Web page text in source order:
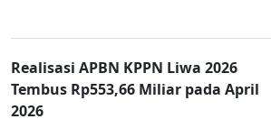
Realisasi APBN KPPN Liwa 2026
Tembus Rp553,66 Miliar pada April
2026